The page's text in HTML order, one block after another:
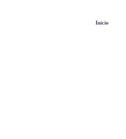
Inicio